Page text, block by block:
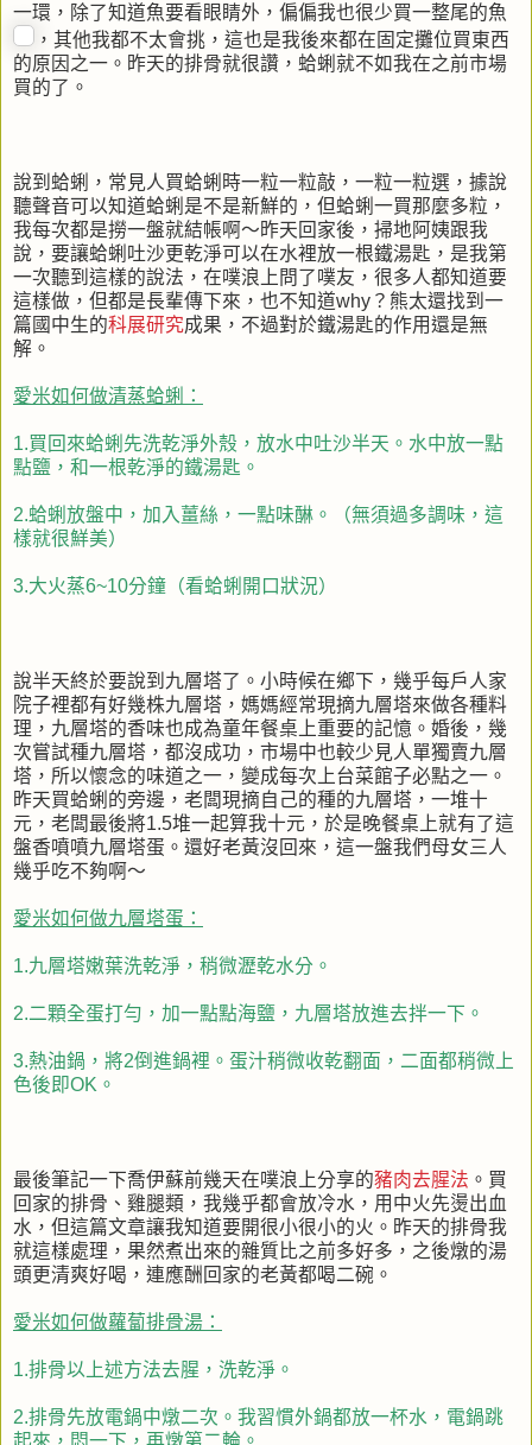
一環，除了知道魚要看眼睛外，偏偏我也很少買一整尾的魚
，其他我都不太會挑，這也是我後來都在固定攤位買東西
的原因之一。昨天的排骨就很讚，蛤蜊就不如我在之前市場
買的了。
說到蛤蜊，常見人買蛤蜊時一粒一粒敲，一粒一粒選，據說
聽聲音可以知道蛤蜊是不是新鮮的，但蛤蜊一買那麼多粒，
我每次都是撈一盤就結帳啊～昨天回家後，掃地阿姨跟我
說，要讓蛤蜊吐沙更乾淨可以在水裡放一根鐵湯匙，是我第
一次聽到這樣的說法，在噗浪上問了噗友，很多人都知道要
這樣做，但都是長輩傳下來，也不知道why？熊太還找到一
篇國中生的科展研究成果，不過對於鐵湯匙的作用還是無
解。
愛米如何做清蒸蛤蜊：
1.買回來蛤蜊先洗乾淨外殼，放水中吐沙半天。水中放一點
點鹽，和一根乾淨的鐵湯匙。
2.蛤蜊放盤中，加入薑絲，一點味醂。（無須過多調味，這
樣就很鮮美）
3.大火蒸6~10分鐘（看蛤蜊開口狀況）
說半天終於要說到九層塔了。小時候在鄉下，幾乎每戶人家
院子裡都有好幾株九層塔，媽媽經常現摘九層塔來做各種料
理，九層塔的香味也成為童年餐桌上重要的記憶。婚後，幾
次嘗試種九層塔，都沒成功，市場中也較少見人單獨賣九層
塔，所以懷念的味道之一，變成每次上台菜館子必點之一。
昨天買蛤蜊的旁邊，老闆現摘自己的種的九層塔，一堆十
元，老闆最後將1.5堆一起算我十元，於是晚餐桌上就有了這
盤香噴噴九層塔蛋。還好老黃沒回來，這一盤我們母女三人
幾乎吃不夠啊～
愛米如何做九層塔蛋：
1.九層塔嫩葉洗乾淨，稍微瀝乾水分。
2.二顆全蛋打勻，加一點點海鹽，九層塔放進去拌一下。
3.熱油鍋，將2倒進鍋裡。蛋汁稍微收乾翻面，二面都稍微上
色後即OK。
最後筆記一下喬伊蘇前幾天在噗浪上分享的豬肉去腥法 。買
回家的排骨、雞腿類，我幾乎都會放冷水，用中火先燙出血
水，但這篇文章讓我知道要開很小很小的火。昨天的排骨我
就這樣處理，果然煮出來的雜質比之前多好多，之後燉的湯
頭更清爽好喝，連應酬回家的老黃都喝二碗。
愛米如何做蘿蔔排骨湯：
1.排骨以上述方法去腥，洗乾淨。
2.排骨先放電鍋中燉二次。我習慣外鍋都放一杯水，電鍋跳
起來，悶一下，再燉第二輪。